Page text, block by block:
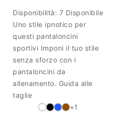
Disponibilità: 7 Disponibile
Uno stile ipnotico per
questi pantaloncini
sportivi Imponi il tuo stile
senza sforzo con i
pantaloncini da
allenamento. Guida alle
taglie
+1